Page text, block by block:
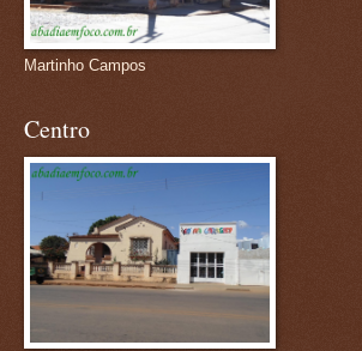
Martinho Campos
Centro